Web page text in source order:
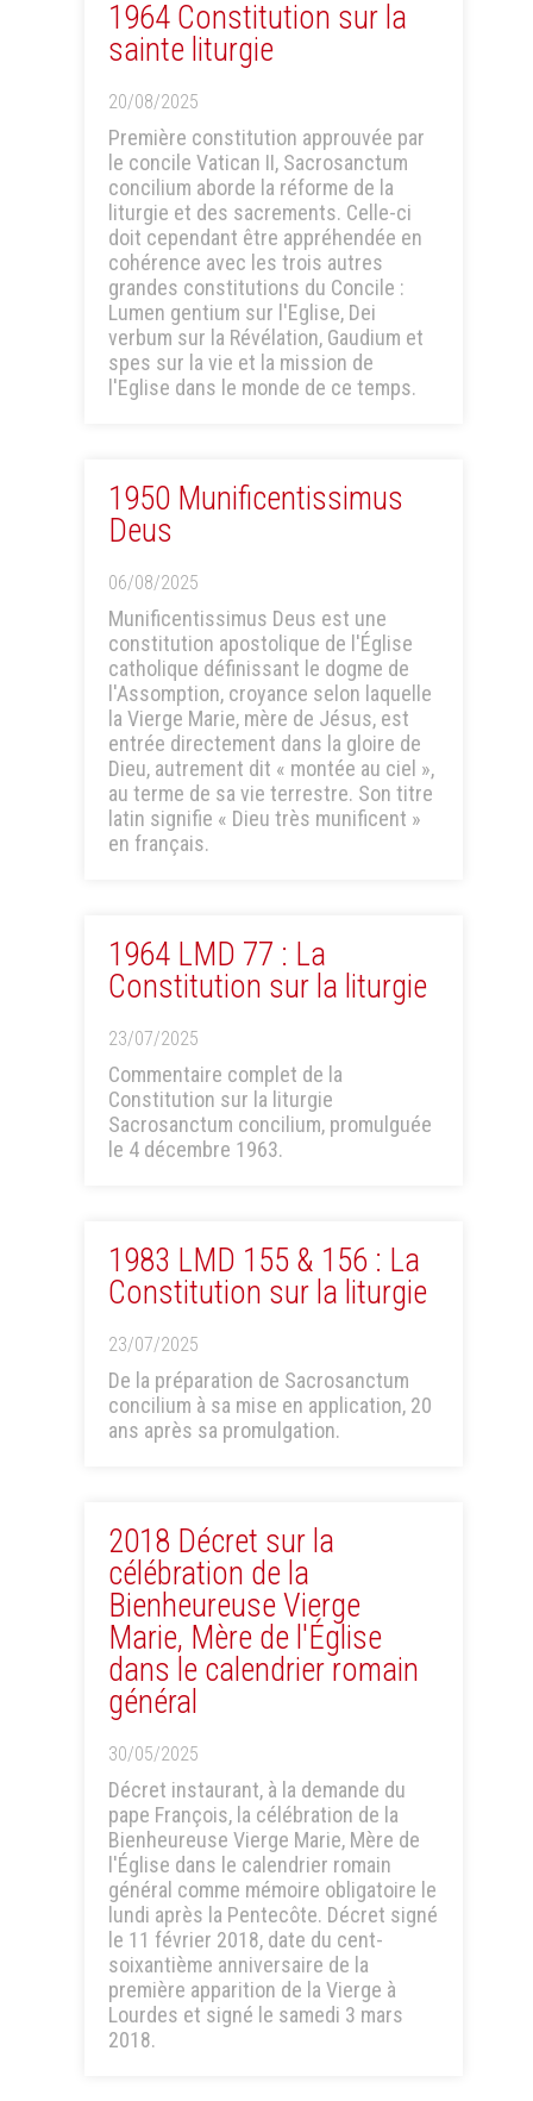
1964 Constitution sur la
sainte liturgie
20/08/2025
Première constitution approuvée par
le concile Vatican II, Sacrosanctum
concilium aborde la réforme de la
liturgie et des sacrements. Celle-ci
doit cependant être appréhendée en
cohérence avec les trois autres
grandes constitutions du Concile :
Lumen gentium sur l'Eglise, Dei
verbum sur la Révélation, Gaudium et
spes sur la vie et la mission de
l'Eglise dans le monde de ce temps.
1950 Munificentissimus
Deus
06/08/2025
Munificentissimus Deus est une
constitution apostolique de l'Église
catholique définissant le dogme de
l'Assomption, croyance selon laquelle
la Vierge Marie, mère de Jésus, est
entrée directement dans la gloire de
Dieu, autrement dit « montée au ciel »,
au terme de sa vie terrestre. Son titre
latin signifie « Dieu très munificent »
en français.
1964 LMD 77 : La
Constitution sur la liturgie
23/07/2025
Commentaire complet de la
Constitution sur la liturgie
Sacrosanctum concilium, promulguée
le 4 décembre 1963.
1983 LMD 155 & 156 : La
Constitution sur la liturgie
23/07/2025
De la préparation de Sacrosanctum
concilium à sa mise en application, 20
ans après sa promulgation.
2018 Décret sur la
célébration de la
Bienheureuse Vierge
Marie, Mère de l'Église
dans le calendrier romain
général
30/05/2025
Décret instaurant, à la demande du
pape François, la célébration de la
Bienheureuse Vierge Marie, Mère de
l'Église dans le calendrier romain
général comme mémoire obligatoire le
lundi après la Pentecôte. Décret signé
le 11 février 2018, date du cent-
soixantième anniversaire de la
première apparition de la Vierge à
Lourdes et signé le samedi 3 mars
2018.